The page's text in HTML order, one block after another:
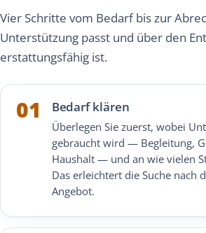
Vier Schritte vom Bedarf bis zur
Unterstützung passt und über den
erstattungsfähig ist.
01 Bedarf klären
Überlegen Sie zuerst, wobei
gebraucht wird — Begleitung,
Haushalt — und an wie vielen
Das erleichtert die Suche nach
Angebot.